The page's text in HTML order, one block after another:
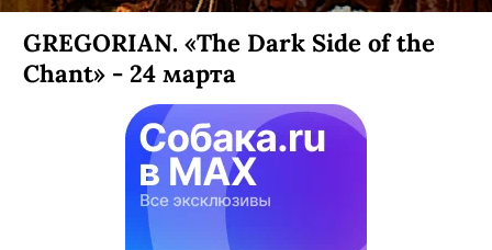
GREGORIAN. «The Dark Side of the
Chant» - 24 марта